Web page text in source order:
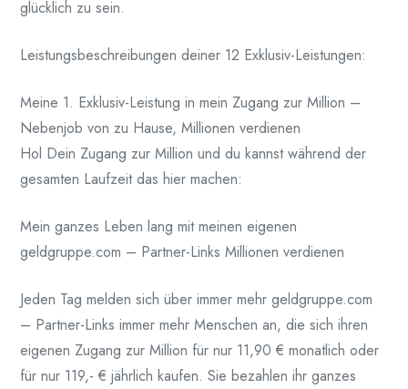
glücklich zu sein.
Leistungsbeschreibungen deiner 12 Exklusiv-Leistungen:
Meine 1. Exklusiv-Leistung in mein Zugang zur Million –
Nebenjob von zu Hause, Millionen verdienen
Hol Dein Zugang zur Million und du kannst während der
gesamten Laufzeit das hier machen:
Mein ganzes Leben lang mit meinen eigenen
geldgruppe.com – Partner-Links Millionen verdienen
Jeden Tag melden sich über immer mehr geldgruppe.com
– Partner-Links immer mehr Menschen an, die sich ihren
eigenen Zugang zur Million für nur 11,90 € monatlich oder
für nur 119,- € jährlich kaufen. Sie bezahlen ihr ganzes